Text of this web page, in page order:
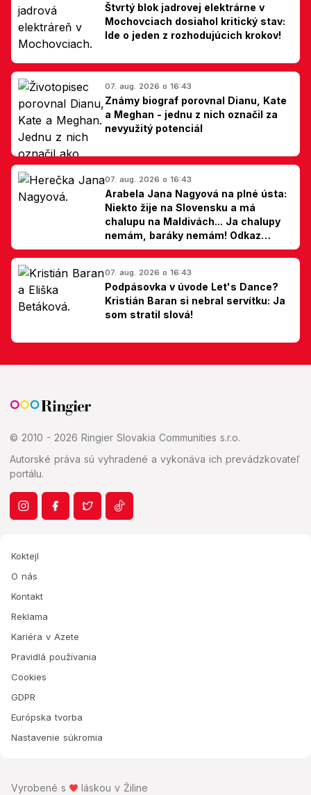
Štvrtý blok jadrovej elektrárne v
Mochovciach dosiahol kritický stav:
Ide o jeden z rozhodujúcich krokov!
07. aug. 2026 o 16:43
Známy biograf porovnal Dianu, Kate
a Meghan - jednu z nich označil za
nevyužitý potenciál
07. aug. 2026 o 16:43
Arabela Jana Nagyová na plné ústa:
Niekto žije na Slovensku a má
chalupu na Maldivách... Ja chalupy
nemám, baráky nemám! Odkaz
Slovákom
07. aug. 2026 o 16:43
Podpásovka v úvode Let's Dance?
Kristián Baran si nebral servítku: Ja
som stratil slová!
© 2010 - 2026 Ringier Slovakia Communities s.r.o.
Autorské práva sú vyhradené a vykonáva ich prevádzkovateľ
portálu.
Koktejl
O nás
Kontakt
Reklama
Kariéra v Azete
Pravidlá používania
Cookies
GDPR
Európska tvorba
Nastavenie súkromia
Vyrobené s láskou v Žiline